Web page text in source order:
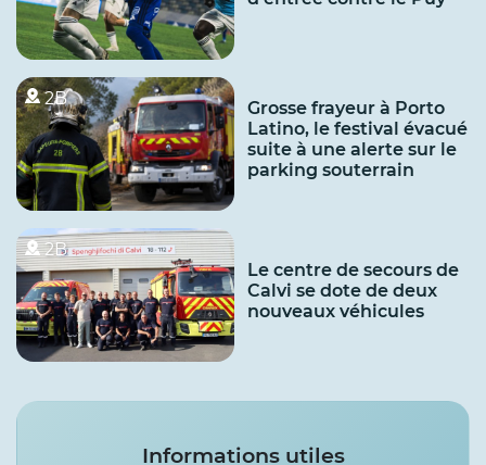
2B
Grosse frayeur à Porto
Latino, le festival évacué
suite à une alerte sur le
parking souterrain
2B
Le centre de secours de
Calvi se dote de deux
nouveaux véhicules
Services
Informations utiles